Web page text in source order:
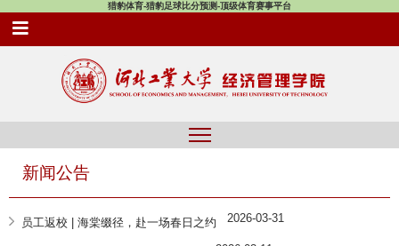
猎豹体育-猎豹足球比分预测-顶级体育赛事平台
新闻公告
员工返校 | 海棠缀径，赴一场春日之约 2026-03-31